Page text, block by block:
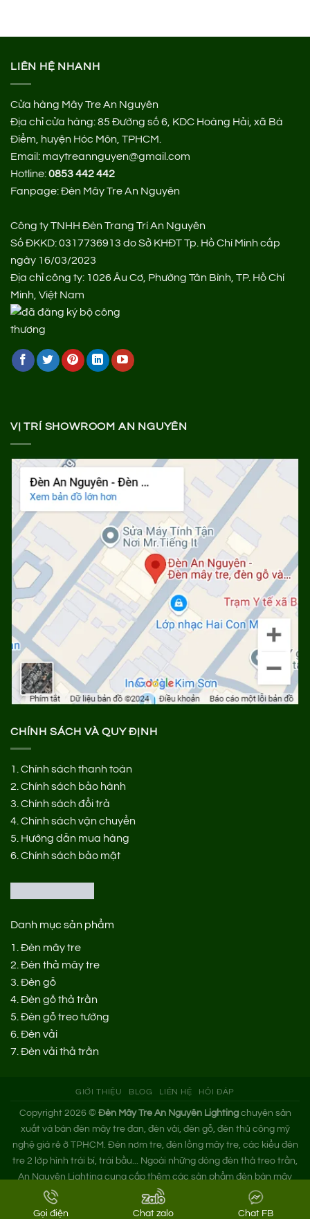
Gọi điện Chat zalo Chat FB
LIÊN HỆ NHANH
Cửa hàng Mây Tre An Nguyên
Địa chỉ cửa hàng:85 Đường số 6, KDC Hoàng Hải, xã Bà
Điểm, huyện Hóc Môn, TPHCM.
Email: maytreannguyen@gmail.com
Hotline:0853 442 442
Fanpage:Đèn Mây Tre An Nguyên
Công ty TNHH Đèn Trang Trí An Nguyên
Số ĐKKD: 0317736913 do Sở KHĐT Tp. Hồ Chí Minh cấp
ngày 16/03/2023
Địa chỉ công ty: 1026 Âu Cơ, Phường Tân Bình, TP. Hồ Chí
Minh, Việt Nam
VỊ TRÍ SHOWROOM AN NGUYÊN
CHÍNH SÁCH VÀ QUY ĐỊNH
1.Chính sách thanh toán
2.Chính sách bảo hành
3.Chính sách đổi trả
4.Chính sách vận chuyển
5. Hướng dẫn mua hàng
6.Chính sách bảo mật
Danh mục sản phẩm
1.Đèn mây tre
2.Đèn thả mây tre
3.Đèn gỗ
4.Đèn gỗ thả trần
5.Đèn gỗ treo tường
6.Đèn vải
7.Đèn vải thả trần
GIỚI THIỆU BLOG LIÊN HỆ HỎI ĐÁP
Copyright 2026 © Đèn Mây Tre An Nguyên Lightingchuyên sản
xuất và bán đèn mây tre đan, đèn vải, đèn gỗ, đèn thủ công mỹ
nghệ giá rẻ ở TPHCM. Đèn nơm tre, đèn lồng mây tre, các kiểu đèn
tre 2 lớp hình trái bí, trái bầu... Ngoài những dòng đèn thả treo trần,
An Nguyên Lighting cung cấp thêm các sản phẩm đèn bàn mây
tre. Nếu bạn cần tìm xưởng đèn mây tre trang trí hoặc mua đèn tre
đan giá sỉ hãy liên hệ ngay An Nguyên nhé!